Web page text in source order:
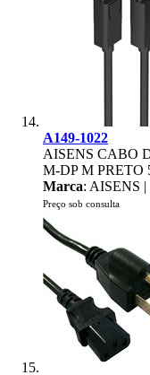
A149-1022
AISENS CABO
M-DP M PRETO
Marca: AISENS |
Preço sob consulta